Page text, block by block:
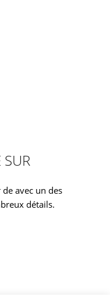
SUR
avec un des
détails.